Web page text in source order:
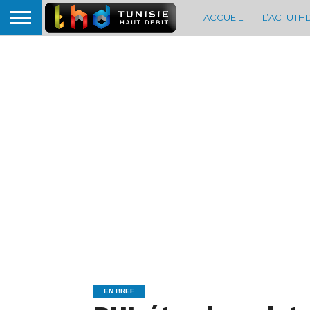
ACCUEIL
EN BREF